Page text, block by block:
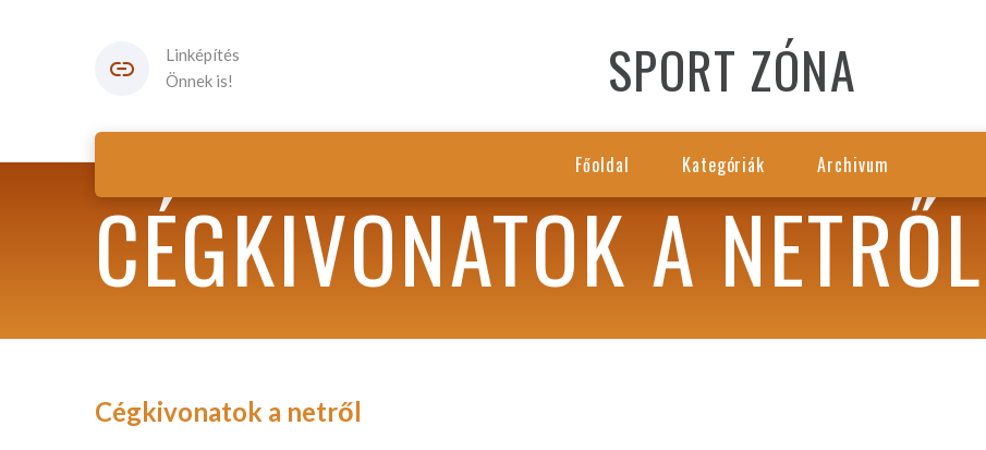
Linképítés
Önnek is!
SPORT ZÓNA
Főoldal Kategóriák Archivum
CÉGKIVONATOK A NETRŐL
Cégkivonatok a netről